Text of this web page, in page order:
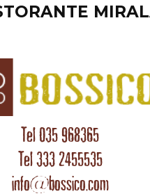
Tel 035 968365
Tel 333 2455535
info@bossico.com